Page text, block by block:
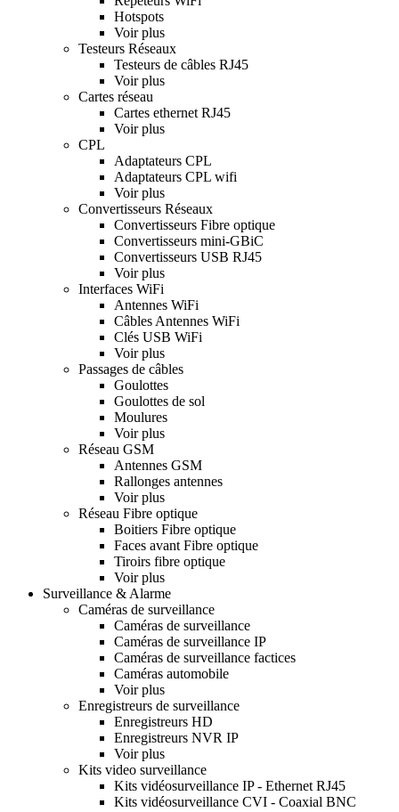
Hotspots
Voir plus
Testeurs Réseaux
Testeurs de câbles RJ45
Voir plus
Cartes réseau
Cartes ethernet RJ45
Voir plus
CPL
Adaptateurs CPL
Adaptateurs CPL wifi
Voir plus
Convertisseurs Réseaux
Convertisseurs Fibre optique
Convertisseurs mini-GBiC
Convertisseurs USB RJ45
Voir plus
Interfaces WiFi
Antennes WiFi
Câbles Antennes WiFi
Clés USB WiFi
Voir plus
Passages de câbles
Goulottes
Goulottes de sol
Moulures
Voir plus
Réseau GSM
Antennes GSM
Rallonges antennes
Voir plus
Réseau Fibre optique
Boitiers Fibre optique
Faces avant Fibre optique
Tiroirs fibre optique
Voir plus
Surveillance & Alarme
Caméras de surveillance
Caméras de surveillance
Caméras de surveillance IP
Caméras de surveillance factices
Caméras automobile
Voir plus
Enregistreurs de surveillance
Enregistreurs HD
Enregistreurs NVR IP
Voir plus
Kits video surveillance
Kits vidéosurveillance IP - Ethernet RJ45
Kits vidéosurveillance CVI - Coaxial BNC